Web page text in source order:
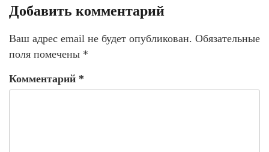
Добавить комментарий
Ваш адрес email не будет опубликован. Обязательные
поля помечены *
Комментарий *